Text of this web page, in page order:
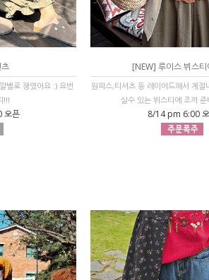
별로 쟁였어요 :) 요번
!!!
오픈
[NEW] 루이스 뷔스티
원피스,티셔츠 등 레이어드해서 계절
실수 있는 뷔스티에 조끼
8/14 pm 6:00